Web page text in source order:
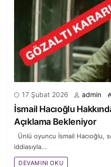
17 Şubat 2026 admin
İsmail Hacıoğlu
Açıklama Bekleniyor
Ünlü oyuncu İsmail Hacıoğlu,
iddiasıyla...
DEVAMINI OKU